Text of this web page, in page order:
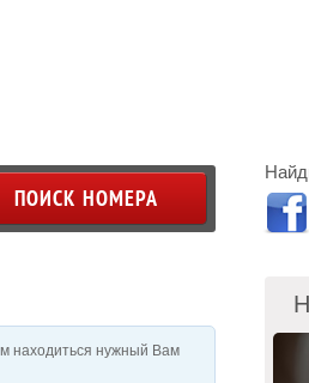
находиться нужный Вам